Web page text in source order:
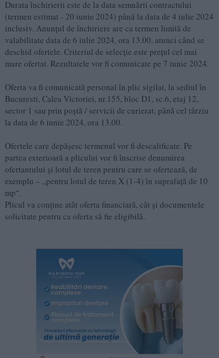
Durata închirierii este de la data semnării contractului
(termen estimat - 20 iunie 2024) până la data de 4 iulie 2024
inclusiv. Anunțul de închiriere are ca termen limită de
valabilitate data de 6 iulie 2024, ora 13.00, atunci când se
deschid ofertele. Criteriul de selecție este prețul cel mai
mare ofertat. Rezultatele vor fi comunicate pe 7 iunie 2024.
Oferta va fi comunicată personal în plic sigilat, la sediul în
Bucuresti, Calea Victoriei, nr.155, bloc D1, sc.6, etaj 12,
sector 1 sau prin poștă / servicii de curierat, până cel târziu
la data de 6 iunie 2024, ora 13.00.
Ofertele care depășesc termenul vor fi descalificate. Pe
partea exterioară a plicului vor fi înscrise denumirea
ofertantului și lotul de teren pentru care se ofertează, de
exemplu – „pentru lotul de teren X (1-4) în suprafață de 10
mp“.
Plicul va conține atât oferta financiară, cât și documentele
solicitate pentru ca oferta să fie eligibilă.